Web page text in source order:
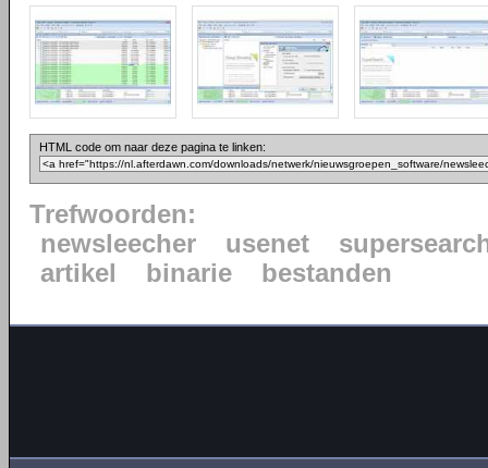
HTML code om naar deze pagina te linken:
Trefwoorden:
newsleecher
usenet
artikel
binarie bestanden